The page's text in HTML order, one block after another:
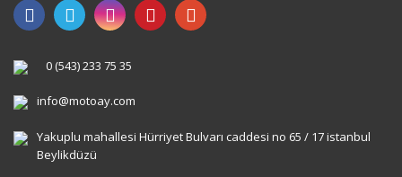
0 (543) 233 75 35
info@motoay.com
Yakuplu mahallesi Hürriyet Bulvarı caddesi no 65 / 17 istanbul
Beylikdüzü